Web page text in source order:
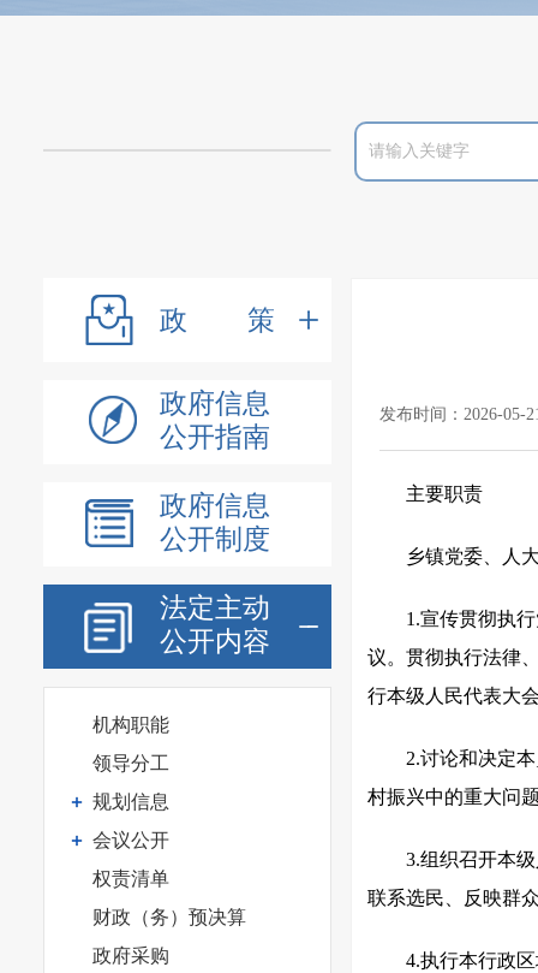
政策
政府信息
公开指南
政府信息
公开制度
法定主动
公开内容
机构职能
领导分工
规划信息
会议公开
权责清单
财政（务）预决算
政府采购
发布时间：2026-05-
主要职责
乡镇党委、人
1.宣传贯彻执
议。贯彻执行法律
行本级人民代表大
2.讨论和决定
村振兴中的重大问
3.组织召开本
联系选民、反映群
4.执行本行政